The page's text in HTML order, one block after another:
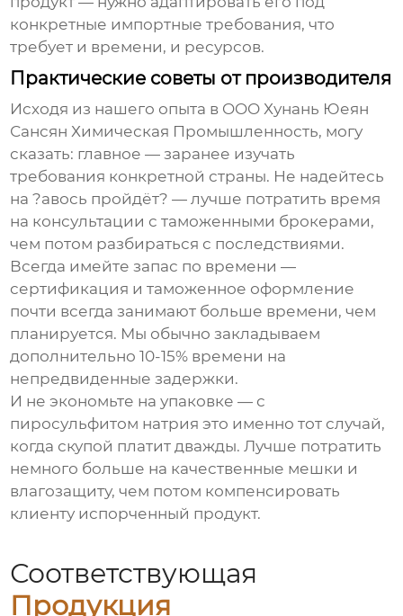
конкретные импортные требования, что
требует и времени, и ресурсов.
Практические советы от производителя
Исходя из нашего опыта в OOO Хунань Юеян
Сансян Химическая Промышленность, могу
сказать: главное — заранее изучать
требования конкретной страны. Не надейтесь
на ?авось пройдёт? — лучше потратить время
на консультации с таможенными брокерами,
чем потом разбираться с последствиями.
Всегда имейте запас по времени —
сертификация и таможенное оформление
почти всегда занимают больше времени, чем
планируется. Мы обычно закладываем
дополнительно 10-15% времени на
непредвиденные задержки.
И не экономьте на упаковке — с
пиросульфитом натрия это именно тот случай,
когда скупой платит дважды. Лучше потратить
немного больше на качественные мешки и
влагозащиту, чем потом компенсировать
клиенту испорченный продукт.
Соответствующая
Продукция